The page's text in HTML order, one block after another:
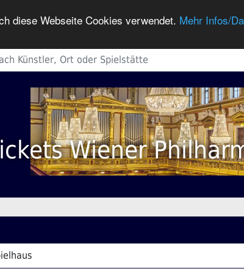
diese Webseite Cookies verwendet. Mehr Infos/
Wiener